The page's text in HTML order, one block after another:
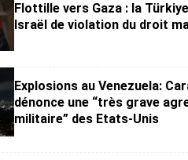
Flottille vers Gaza : la
Israël de violation du droit
Explosions au Venezuela:
dénonce une “très grave
militaire” des Etats-Unis